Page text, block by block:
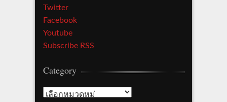
Twitter
Facebook
Youtube
Subscribe RSS
Category
Category